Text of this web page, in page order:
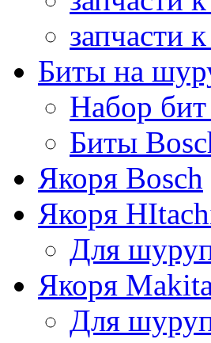
запчасти
Биты на
Набор
Биты
Якоря Bosch
Якоря
Для
Якоря
Для